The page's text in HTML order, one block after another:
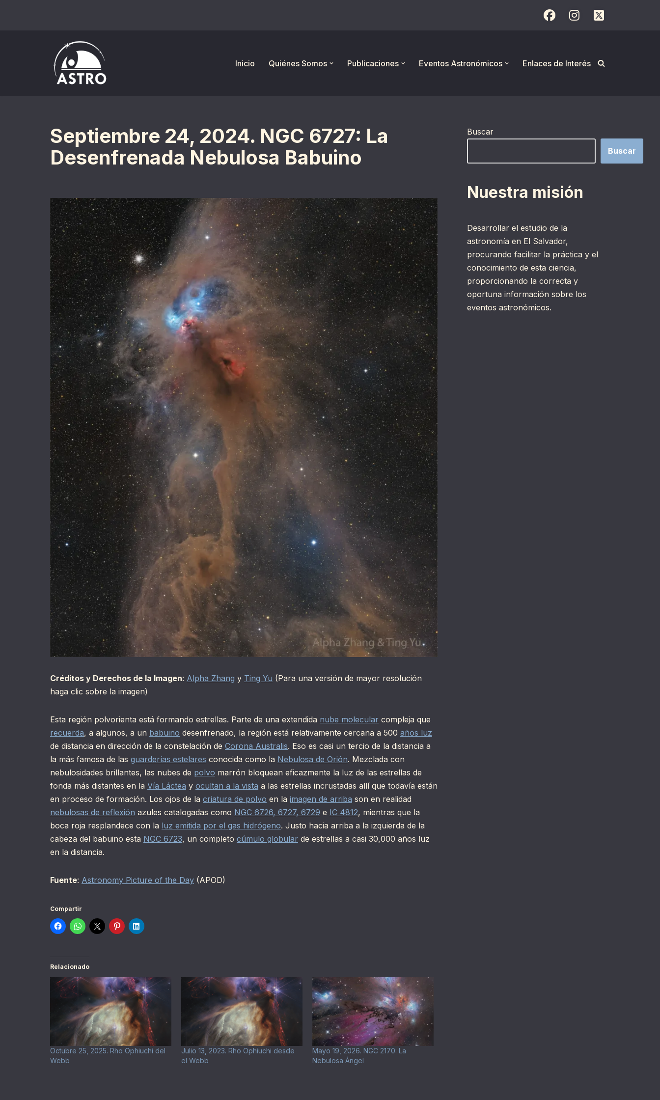
Inicio
Quiénes Somos Publicaciones Eventos Astronómicos Enlaces de Interés
Septiembre 24, 2024. NGC 6727: La
Desenfrenada Nebulosa Babuino
Créditos y Derechos de la Imagen: Alpha Zhang y Ting Yu (Para una versión de mayor resolución
haga clic sobre la imagen)
Esta región polvorienta está formando estrellas. Parte de una extendida nube molecular compleja que
recuerda, a algunos, a un babuino desenfrenado, la región está relativamente cercana a 500 años luz
de distancia en dirección de la constelación de Corona Australis. Eso es casi un tercio de la distancia a
la más famosa de las guarderías estelares conocida como la Nebulosa de Orión. Mezclada con
nebulosidades brillantes, las nubes de polvo marrón bloquean eficazmente la luz de las estrellas de
fonda más distantes en la Vía Láctea y ocultan a la vista a las estrellas incrustadas allí que todavía están
en proceso de formación. Los ojos de la criatura de polvo en la imagen de arriba son en realidad
nebulosas de reflexión azules catalogadas como NGC 6726, 6727, 6729 e IC 4812, mientras que la
boca roja resplandece con la luz emitida por el gas hidrógeno. Justo hacia arriba a la izquierda de la
cabeza del babuino esta NGC 6723, un completo cúmulo globular de estrellas a casi 30,000 años luz
en la distancia.
Fuente: Astronomy Picture of the Day (APOD)
Compartir
Relacionado
Octubre 25, 2025. Rho Ophiuchi del
Webb
Julio 13, 2023. Rho Ophiuchi desde
el Webb
Mayo 19, 2026. NGC 2170: La
Nebulosa Ángel
Buscar
Buscar
Nuestra misión
Desarrollar el estudio de la
astronomía en El Salvador,
procurando facilitar la práctica y el
conocimiento de esta ciencia,
proporcionando la correcta y
oportuna información sobre los
eventos astronómicos.